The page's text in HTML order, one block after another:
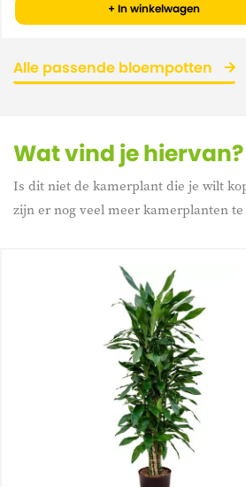
+ In winkelwagen
Alle passende bloempotten
Wat vind je hiervan?
Is dit niet de kamerplant die je wilt
zijn er nog veel meer kamerplanten